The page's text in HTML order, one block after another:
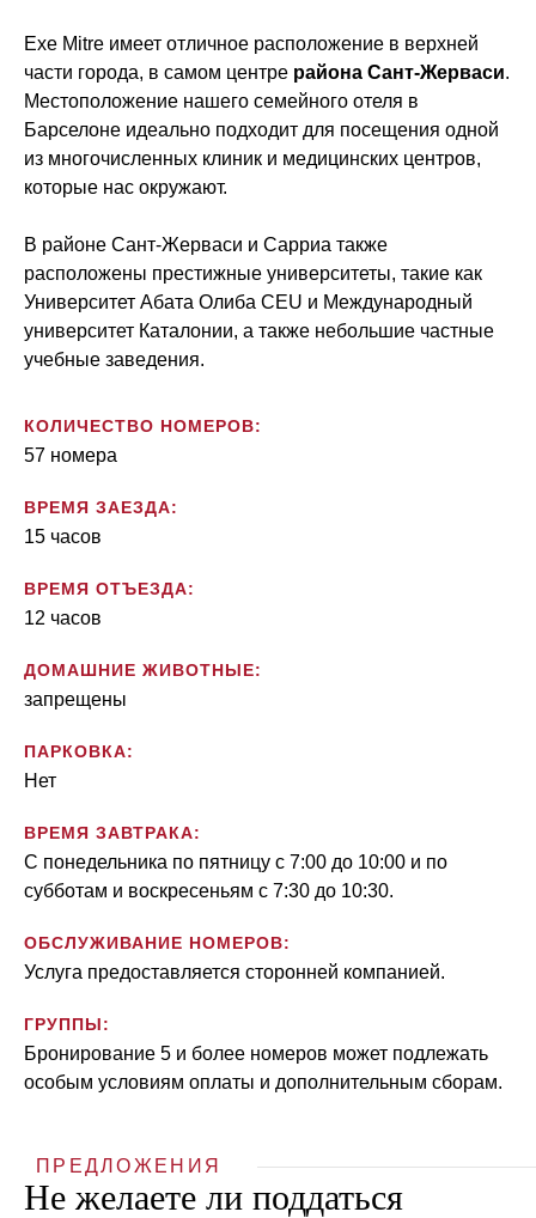
Exe Mitre имеет отличное расположение в верхней
части города, в самом центре района Сант-Жерваси.
Местоположение нашего семейного отеля в
Барселоне идеально подходит для посещения одной
из многочисленных клиник и медицинских центров,
которые нас окружают.
В районе Сант-Жерваси и Сарриа также
расположены престижные университеты, такие как
Университет Абата Олиба CEU и Международный
университет Каталонии, а также небольшие частные
учебные заведения.
КОЛИЧЕСТВО НОМЕРОВ:
57 номера
ВРЕМЯ ЗАЕЗДА:
15 часов
ВРЕМЯ ОТЪЕЗДА:
12 часов
ДОМАШНИЕ ЖИВОТНЫЕ:
запрещены
ПАРКОВКА:
Нет
ВРЕМЯ ЗАВТРАКА:
С понедельника по пятницу с 7:00 до 10:00 и по
субботам и воскресеньям с 7:30 до 10:30.
ОБСЛУЖИВАНИЕ НОМЕРОВ:
Услуга предоставляется сторонней компанией.
ГРУППЫ:
Бронирование 5 и более номеров может подлежать
особым условиям оплаты и дополнительным сборам.
ПРЕДЛОЖЕНИЯ
Не желаете ли поддаться